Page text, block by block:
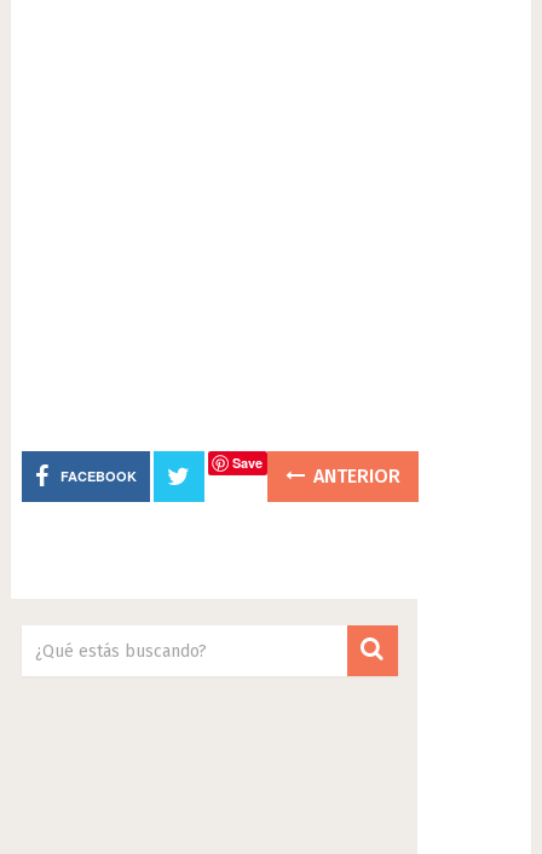
FACEBOOK
Save
ANTERIOR